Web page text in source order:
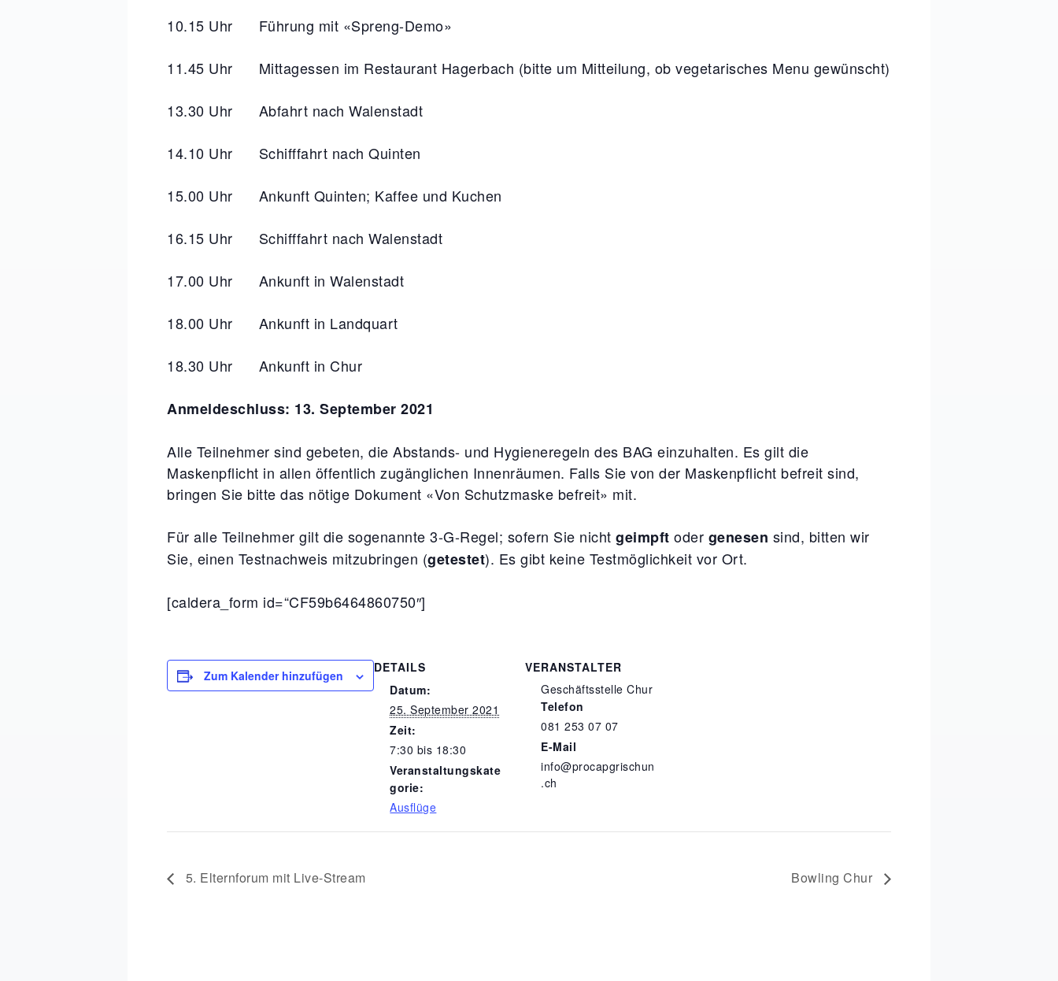
10.15 Uhr Führung mit «Spreng-Demo»
11.45 Uhr Mittagessen im Restaurant Hagerbach (bitte um Mitteilung, ob vegetarisches Menu gewünscht)
13.30 Uhr Abfahrt nach Walenstadt
14.10 Uhr Schifffahrt nach Quinten
15.00 Uhr Ankunft Quinten; Kaffee und Kuchen
16.15 Uhr Schifffahrt nach Walenstadt
17.00 Uhr Ankunft in Walenstadt
18.00 Uhr Ankunft in Landquart
18.30 Uhr Ankunft in Chur
Anmeldeschluss: 13. September 2021
Alle Teilnehmer sind gebeten, die Abstands- und Hygieneregeln des BAG einzuhalten. Es gilt die
Maskenpflicht in allen öffentlich zugänglichen Innenräumen. Falls Sie von der Maskenpflicht befreit sind,
bringen Sie bitte das nötige Dokument «Von Schutzmaske befreit» mit.
Für alle Teilnehmer gilt die sogenannte 3-G-Regel; sofern Sie nichtgeimpftoder genesen sind, bitten wir
Sie, einen Testnachweis mitzubringen (getestet). Es gibt keine Testmöglichkeit vor Ort.
[caldera_form id=“CF59b6464860750″]
Zum Kalender hinzufügen
DETAILS
Datum:
25. September 2021
Zeit:
7:30 bis 18:30
Veranstaltungskate
gorie:
Ausflüge
VERANSTALTER
Geschäftsstelle Chur
Telefon
081 253 07 07
E-Mail
info@procapgrischun
.ch
5. Elternforum mit Live-Stream Bowling Chur